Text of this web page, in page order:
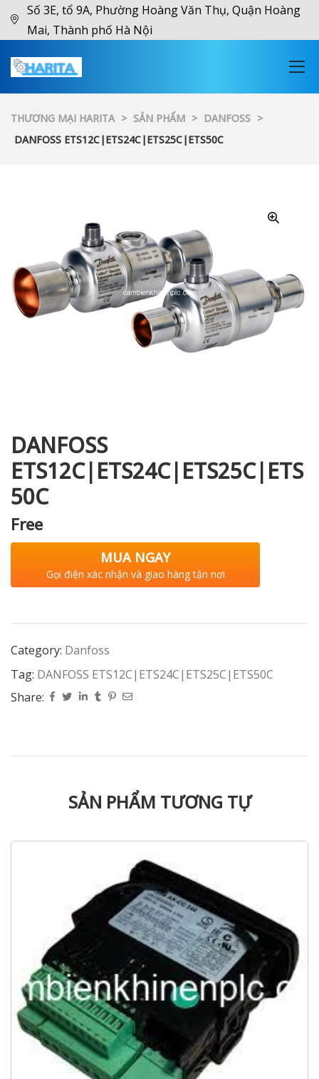
Số 3E, tổ 9A, Phường Hoàng Văn Thụ, Quận Hoàng
Mai, Thành phố Hà Nội
THƯƠNG MẠI HARITA > SẢN PHẨM > DANFOSS >
DANFOSS ETS12C|ETS24C|ETS25C|ETS50C
DANFOSS
ETS12C|ETS24C|ETS25C|ETS
50C
Free
MUA NGAY
Gọi điện xác nhận và giao hàng tận nơi
Category: Danfoss
Tag: DANFOSS ETS12C|ETS24C|ETS25C|ETS50C
Share:
SẢN PHẨM TƯƠNG TỰ